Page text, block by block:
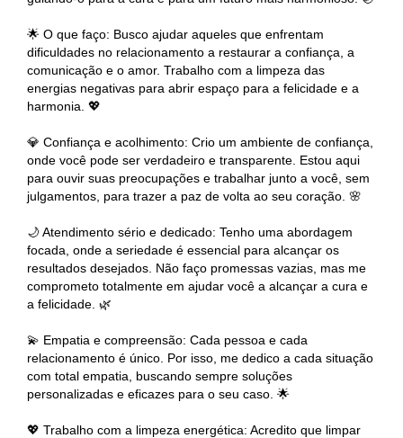
🌟 O que faço: Busco ajudar aqueles que enfrentam
dificuldades no relacionamento a restaurar a confiança, a
comunicação e o amor. Trabalho com a limpeza das
energias negativas para abrir espaço para a felicidade e a
harmonia. 💖
💎 Confiança e acolhimento: Crio um ambiente de confiança,
onde você pode ser verdadeiro e transparente. Estou aqui
para ouvir suas preocupações e trabalhar junto a você, sem
julgamentos, para trazer a paz de volta ao seu coração. 🌸
🌙 Atendimento sério e dedicado: Tenho uma abordagem
focada, onde a seriedade é essencial para alcançar os
resultados desejados. Não faço promessas vazias, mas me
comprometo totalmente em ajudar você a alcançar a cura e
a felicidade. 🌿
💫 Empatia e compreensão: Cada pessoa e cada
relacionamento é único. Por isso, me dedico a cada situação
com total empatia, buscando sempre soluções
personalizadas e eficazes para o seu caso. 🌟
💖 Trabalho com a limpeza energética: Acredito que limpar